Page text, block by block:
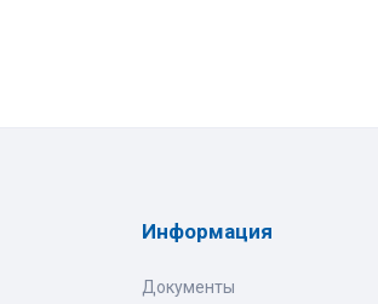
Информация
Документы